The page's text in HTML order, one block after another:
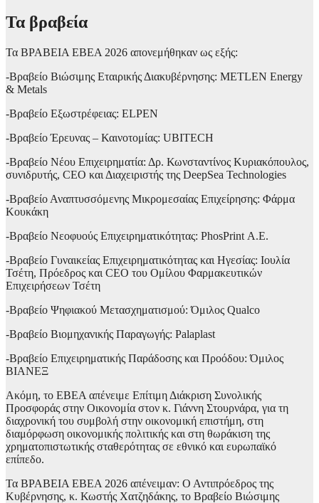
Τα βραβεία
Τα ΒΡΑΒΕΙΑ ΕΒΕΑ 2026 απονεμήθηκαν ως εξής:
-Βραβείο Βιώσιμης Εταιρικής Διακυβέρνησης: METLEN Energy
& Metals
-Βραβείο Εξωστρέφειας: ELPEN
-Βραβείο Έρευνας – Καινοτομίας: UBITECH
-Βραβείο Νέου Επιχειρηματία: Δρ. Κωνσταντίνος Κυριακόπουλος,
συνιδρυτής, CEO και Διαχειριστής της DeepSea Technologies
-Βραβείο Αναπτυσσόμενης Μικρομεσαίας Επιχείρησης: Φάρμα
Κουκάκη
-Βραβείο Νεοφυούς Επιχειρηματικότητας: PhosPrint Α.Ε.
-Βραβείο Γυναικείας Επιχειρηματικότητας και Ηγεσίας: Ιουλία
Τσέτη, Πρόεδρος και CEO του Ομίλου Φαρμακευτικών
Επιχειρήσεων Τσέτη
-Βραβείο Ψηφιακού Μετασχηματισμού: Όμιλος Qualco
-Βραβείο Βιομηχανικής Παραγωγής: Palaplast
-Βραβείο Επιχειρηματικής Παράδοσης και Προόδου: Όμιλος
ΒΙΑΝΕΞ
Ακόμη, το ΕΒΕΑ απένειμε Επίτιμη Διάκριση Συνολικής
Προσφοράς στην Οικονομία στον κ. Γιάννη Στουρνάρα, για τη
διαχρονική του συμβολή στην οικονομική επιστήμη, στη
διαμόρφωση οικονομικής πολιτικής και στη θωράκιση της
χρηματοπιστωτικής σταθερότητας σε εθνικό και ευρωπαϊκό
επίπεδο.
Τα ΒΡΑΒΕΙΑ ΕΒΕΑ 2026 απένειμαν: Ο Αντιπρόεδρος της
Κυβέρνησης, κ. Κωστής Χατζηδάκης, το Βραβείο Βιώσιμης